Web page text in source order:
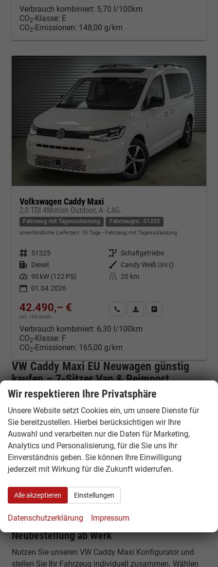
Verbrauch kombiniert: 5,70 l/100km
CO2-Klasse: E
CO2-Emissionen: 148,00 g/km
Volkswagen Caddy Maxi
2,0 TDI 4Motion Outdoor, A -LAG.
Fahrzeug mit Tageszulassung Fahrzeugnr.: 51325
unverbindliche Lieferzeit: 10 Tage Fahrzeug mit Tageszulassung
Fahrzeugnr. 51325 Getriebe Schaltgetriebe
Kraftstoff Diesel Außenfarbe Candy Weiß Uni ()
Leistung 90 kW (122 PS) Kilometerstand
20 km
01.04.2026
42.490,– €
incl. 19% MwSt.
Kontakt & Angebot anfordern
PDF-Datei, Fahrzeugexposé
Verbrauch kombiniert: 6,30 l/100km
CO2-Klasse: F
CO2-Emissionen: 165,00 g/km
VW Caddy Maxi EU Neuwagen günstig
kaufen – 7-Sitzer Van & Reimport
Konfigurator
VW Caddy Maxi als EU Neuwagen Reimport
kaufen
Der VW Caddy Maxi ist die verlängerte Version des
beliebten Caddy und bietet deutlich mehr Platz,
Flexibilität und Komfort. Bei HamburgCars erhalten Sie
günstig – individuell konfigurierbar oder als sofort
verfügbares Fahrzeug.
VW Caddy Maxi Konfigurator –
Neubestellung ab Werk
Nutzen Sie unseren VW Caddy Maxi Konfigurator und
stellen Sie Ihr Fahrzeug individuell zusammen. Wählen
Wir respektieren Ihre Privatsphäre
Unsere Website setzt Cookies ein, um unsere Dienste für
Sie bereitzustellen. Hierbei berücksichtigen wir Ihre
Auswahl und verarbeiten nur die Daten für Marketing,
Analytics und Personalisierung, für die Sie uns Ihr
Einverständnis geben. Sie können Ihre Einwilligung
jederzeit mit Wirkung für die Zukunft widerrufen.
Alle akzeptieren Einstellungen
Datenschutzerklärung Impressum